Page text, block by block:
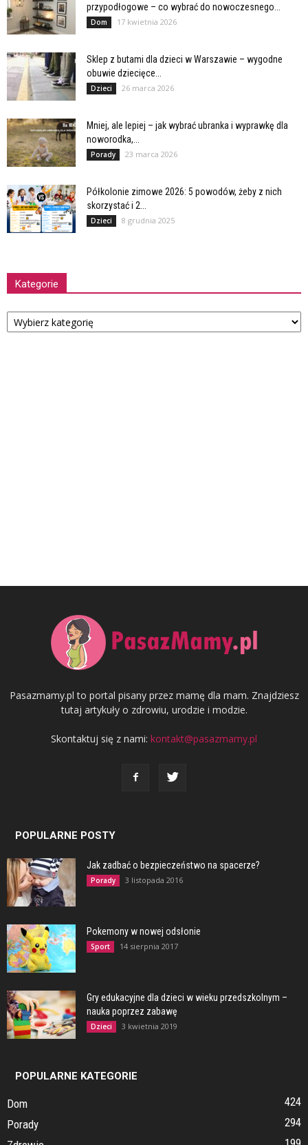
przypodłogowe – co wybrać do nowoczesnego...
Dom 17 kwietnia 2026
Sklep z butami dla dzieci w Warszawie – wygodne
obuwie dziecięce...
Dzieci 26 marca 2026
Mniej, ale lepiej – jak wybrać ubranka i wyprawkę dla
noworodka,...
Porady 23 marca 2026
Półkolonie zimowe 2026: 5 powodów, żeby z nich
skorzystać i 2...
Dzieci 8 grudnia 2025
Kategorie
Kategorie
Pasazmamy.pl to portal pisany przez mamę dla mam. Znajdziesz
tutaj artykuły o zdrowiu, urodzie i modzie.
Skontaktuj się z nami: kontakt@pasazmamy.pl
POPULARNE POSTY
Jak zadbać o bezpieczeństwo na spacerze?
Porady 3 listopada 2016
Pokemony w nowej odsłonie
Sport 14 sierpnia 2017
Gry edukacyjne dla dzieci w wieku przedszkolnym –
nauka poprzez zabawę
Dzieci 3 kwietnia 2019
POPULARNE KATEGORIE
Dom
424
Porady
294